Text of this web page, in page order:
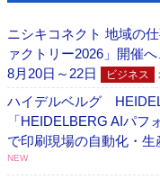
ニシキコネクト 地域の
ァクトリー2026」開催
8月20日～22日
ビジネス
ハイデルベルグ
「HEIDELBERG AIパ
で印刷現場の自動化・
NEW